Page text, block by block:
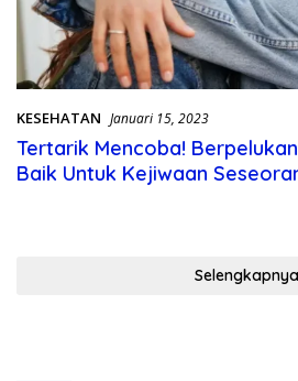
KESEHATAN Januari 15, 2023
Tertarik Mencoba!
Baik Untuk Kejiwaan
Selengkapnya